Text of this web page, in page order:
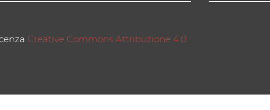
Creative Commons Attribuzione 4.0